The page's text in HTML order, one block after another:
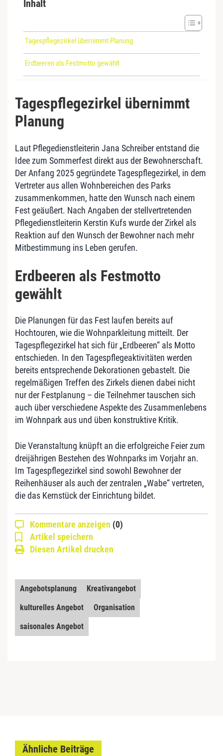
Inhalt
Tagespflegezirkel übernimmt Planung
Erdbeeren als Festmotto gewählt
Tagespflegezirkel übernimmt
Planung
Laut Pflegedienstleiterin Jana Schreiber entstand die
Idee zum Sommerfest direkt aus der Bewohnerschaft.
Der Anfang 2025 gegründete Tagespflegezirkel, in dem
Vertreter aus allen Wohnbereichen des Parks
zusammenkommen, hatte den Wunsch nach einem
Fest geäußert. Nach Angaben der stellvertretenden
Pflegedienstleiterin Kerstin Kufs wurde der Zirkel als
Reaktion auf den Wunsch der Bewohner nach mehr
Mitbestimmung ins Leben gerufen.
Erdbeeren als Festmotto
gewählt
Die Planungen für das Fest laufen bereits auf
Hochtouren, wie die Wohnparkleitung mitteilt. Der
Tagespflegezirkel hat sich für „Erdbeeren“ als Motto
entschieden. In den Tagespflegeaktivitäten werden
bereits entsprechende Dekorationen gebastelt. Die
regelmäßigen Treffen des Zirkels dienen dabei nicht
nur der Festplanung – die Teilnehmer tauschen sich
auch über verschiedene Aspekte des Zusammenlebens
im Wohnpark aus und üben konstruktive Kritik.
Die Veranstaltung knüpft an die erfolgreiche Feier zum
dreijährigen Bestehen des Wohnparks im Vorjahr an.
Im Tagespflegezirkel sind sowohl Bewohner der
Reihenhäuser als auch der zentralen „Wabe“ vertreten,
die das Kernstück der Einrichtung bildet.
Kommentare anzeigen (0)
Artikel speichern
Diesen Artikel drucken
Angebotsplanung
Kreativangebot
kulturelles Angebot
Organisation
saisonales Angebot
Ähnliche Beiträge